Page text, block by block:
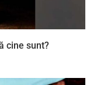
cine sunt?